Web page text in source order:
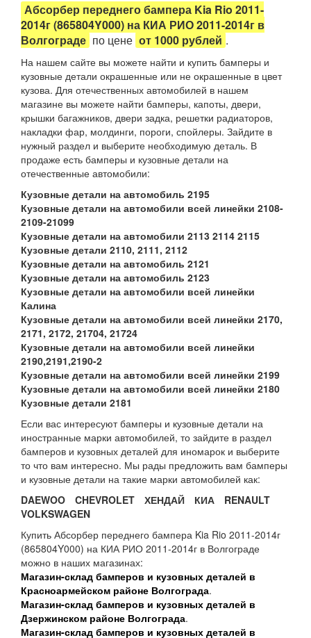
Абсорбер переднего бампера Kia Rio 2011-
2014г (865804Y000) на КИА РИО 2011-2014г в
Волгограде по цене от 1000 рублей .
На нашем сайте вы можете найти и купить бамперы и
кузовные детали окрашенные или не окрашенные в цвет
кузова. Для отечественных автомобилей в нашем
магазине вы можете найти бамперы, капоты, двери,
крышки багажников, двери задка, решетки радиаторов,
накладки фар, молдинги, пороги, спойлеры. Зайдите в
нужный раздел и выберите необходимую деталь. В
продаже есть бамперы и кузовные детали на
отечественные автомобили:
Кузовные детали на автомобиль 2195
Кузовные детали на автомобили всей линейки 2108-
2109-21099
Кузовные детали на автомобили 2113 2114 2115
Кузовные детали 2110, 2111, 2112
Кузовные детали на автомобиль 2121
Кузовные детали на автомобиль 2123
Кузовные детали на автомобили всей линейки
Калина
Кузовные детали на автомобили всей линейки 2170,
2171, 2172, 21704, 21724
Кузовные детали на автомобили всей линейки
2190,2191,2190-2
Кузовные детали на автомобили всей линейки 2199
Кузовные детали на автомобили всей линейки 2180
Кузовные детали 2181
Если вас интересуют бамперы и кузовные детали на
иностранные марки автомобилей, то зайдите в раздел
бамперов и кузовных деталей для иномарок и выберите
то что вам интересно. Мы рады предложить вам бамперы
и кузовные детали на такие марки автомобилей как:
DAEWOO
CHEVROLET ХЕНДАЙ КИА
RENAULT
VOLKSWAGEN
Купить Абсорбер переднего бампера Kia Rio 2011-2014г
(865804Y000) на КИА РИО 2011-2014г в Волгограде
можно в наших магазинах:
Магазин-склад бамперов и кузовных деталей в
Красноармейском районе Волгограда.
Магазин-склад бамперов и кузовных деталей в
Дзержинском районе Волгограда.
Магазин-склад бамперов и кузовных деталей в